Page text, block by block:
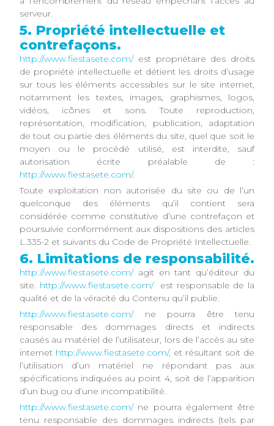
serveur.
5. Propriété intellectuelle et
contrefaçons.
http://www.fiestasete.com/est propriétaire des droits
de propriété intellectuelle et détient les droits d’usage
sur tous les éléments accessibles sur le site internet,
notamment les textes, images, graphismes, logos,
vidéos, icônes et sons. Toute reproduction,
représentation, modification, publication, adaptation
de tout ou partie des éléments du site, quel que soit le
moyen ou le procédé utilisé, est interdite, sauf
autorisation écrite préalable de :
http://www.fiestasete.com/.
Toute exploitation non autorisée du site ou de l’un
quelconque des éléments qu’il contient sera
considérée comme constitutive d’une contrefaçon et
poursuivie conformément aux dispositions des articles
L.335-2 et suivants du Code de Propriété Intellectuelle.
6. Limitations de responsabilité.
http://www.fiestasete.com/agit en tant qu’éditeur du
site. http://www.fiestasete.com/est responsable de la
qualité et de la véracité du Contenu qu’il publie.
http://www.fiestasete.com/ne pourra être tenu
responsable des dommages directs et indirects
causés au matériel de l’utilisateur, lors de l’accès au site
internet http://www.fiestasete.com/, et résultant soit de
l’utilisation d’un matériel ne répondant pas aux
spécifications indiquées au point 4, soit de l’apparition
d’un bug ou d’une incompatibilité.
http://www.fiestasete.com/ne pourra également être
tenu responsable des dommages indirects (tels par